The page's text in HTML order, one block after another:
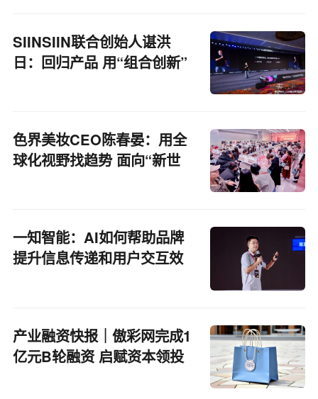
SIINSIIN联合创始人谌洪
日：回归产品 用“组合创新”
色界美妆CEO陈春晏：用全
球化视野找趋势 面向“新世
一知智能：AI如何帮助品牌
提升信息传递和用户交互效
产业融资快报｜傲彩网完成1
亿元B轮融资 启赋资本领投